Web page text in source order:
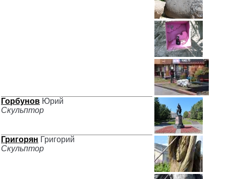
Горбунов Юрий
Скульптор
Григорян Григорий
Скульптор